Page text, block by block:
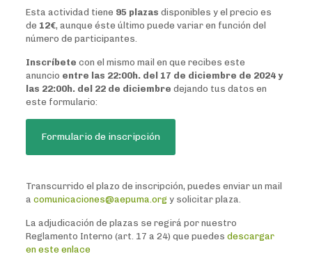
Esta actividad tiene 95 plazas disponibles y el precio es
de 12€, aunque éste último puede variar en función del
número de participantes.
Inscríbete con el mismo mail en que recibes este
anuncio entre las 22:00h. del 17 de diciembre de 2024 y
las 22:00h. del 22 de diciembre dejando tus datos en
este formulario:
Formulario de inscripción
Transcurrido el plazo de inscripción, puedes enviar un mail
a comunicaciones@aepuma.org y solicitar plaza.
La adjudicación de plazas se regirá por nuestro
Reglamento Interno (art. 17 a 24) que puedes descargar
en este enlace